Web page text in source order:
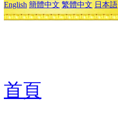
English 簡體中文 繁體中文 日本語
首頁